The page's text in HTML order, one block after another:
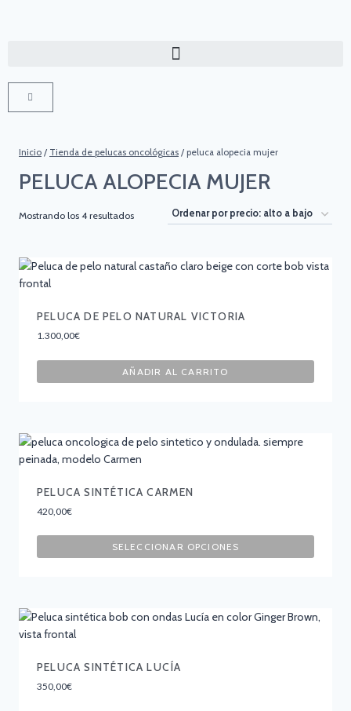
Inicio / Tienda de pelucas oncológicas / peluca alopecia mujer
PELUCA ALOPECIA MUJER
Mostrando los 4 resultados
PELUCA DE PELO NATURAL VICTORIA
1.300,00€
AÑADIR AL CARRITO
PELUCA SINTÉTICA CARMEN
420,00€
SELECCIONAR OPCIONES
PELUCA SINTÉTICA LUCÍA
350,00€